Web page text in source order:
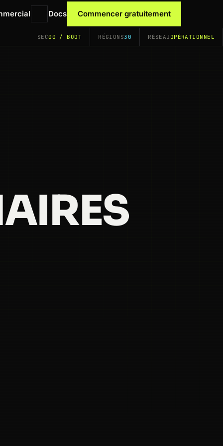
Docs Commencer gratuitement
SEC00 / BOOT RÉGIONS30 RÉSEAU OPÉRATIONNEL